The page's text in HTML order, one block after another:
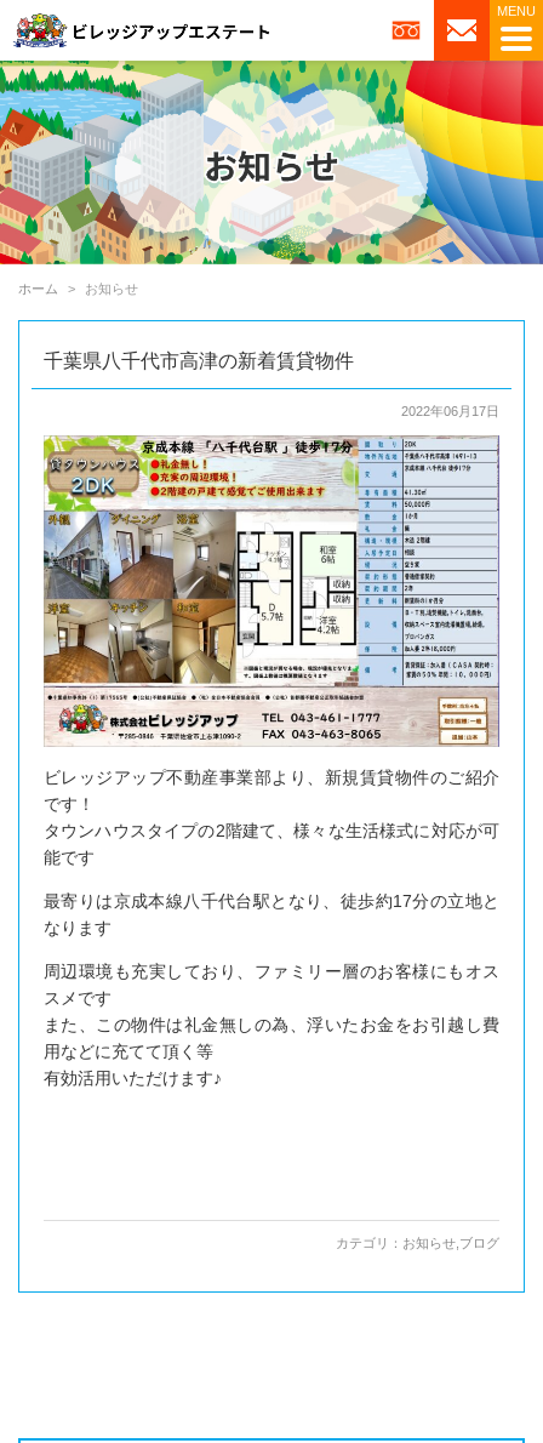
ホーム お知らせ
千葉県八千代市高津の新着賃貸物件
2022年06月17日
ビレッジアップ不動産事業部より、新規賃貸物件のご紹介
です！
タウンハウスタイプの2階建て、様々な生活様式に対応が可
能です
最寄りは京成本線八千代台駅となり、徒歩約17分の立地と
なります
周辺環境も充実しており、ファミリー層のお客様にもオス
スメです
また、この物件は礼金無しの為、浮いたお金をお引越し費
用などに充てて頂く等
有効活用いただけます♪
カテゴリ： お知らせ ブログ